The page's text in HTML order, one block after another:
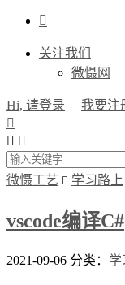

关注我们
微慑网
Hi, 请登录 我要注

 
微慑工艺  学习路上
vscode编译C#
2021-09-06 分类： 学